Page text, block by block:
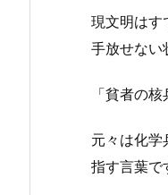
現文明はす
手放せない
「貧者の
元々は化学
指す言葉で